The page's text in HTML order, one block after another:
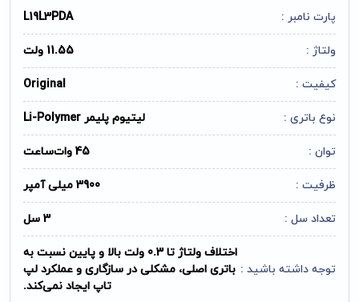
پارت نامبر : L19L3PDA
ولتاژ : 11.55 ولت
کیفیت : Original
نوع باتری : لیتیوم پلیمر Li-Polymer
توان : 45 وات‌ساعت
ظرفیت : 3900 میلی آمپر
تعداد سل : 3 سل
توجه داشته باشید :
اختلاف ولتاژ تا 0.3 ولت بالا و پایین نسبت به
باتری اصلی، مشکلی در سازگاری و عملکرد لپ
تاپ ایجاد نمی‌کند.